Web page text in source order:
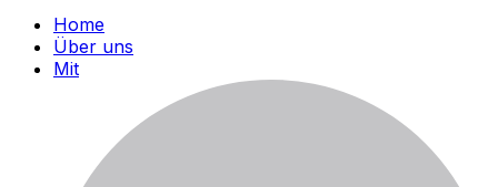
Home
Über uns
Mit